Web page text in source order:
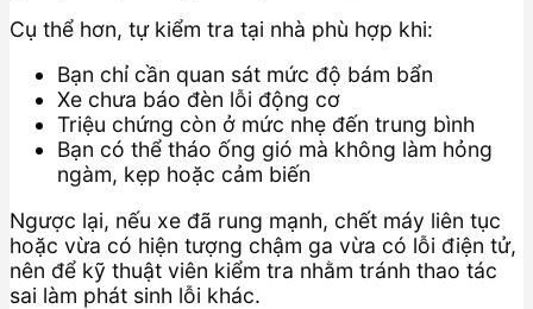
Cụ thể hơn, tự kiểm tra tại nhà phù hợp khi:
Bạn chỉ cần quan sát mức độ bám bẩn
Xe chưa báo đèn lỗi động cơ
Triệu chứng còn ở mức nhẹ đến trung bình
Bạn có thể tháo ống gió mà không làm hỏng
ngàm, kẹp hoặc cảm biến
Ngược lại, nếu xe đã rung mạnh, chết máy liên tục
hoặc vừa có hiện tượng chậm ga vừa có lỗi điện tử,
nên để kỹ thuật viên kiểm tra nhằm tránh thao tác
sai làm phát sinh lỗi khác.